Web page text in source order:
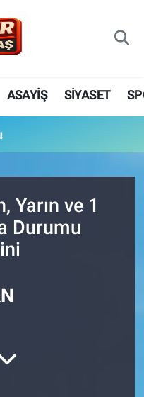
ASAYİŞ SİYASET
Yarın ve 1
Durumu